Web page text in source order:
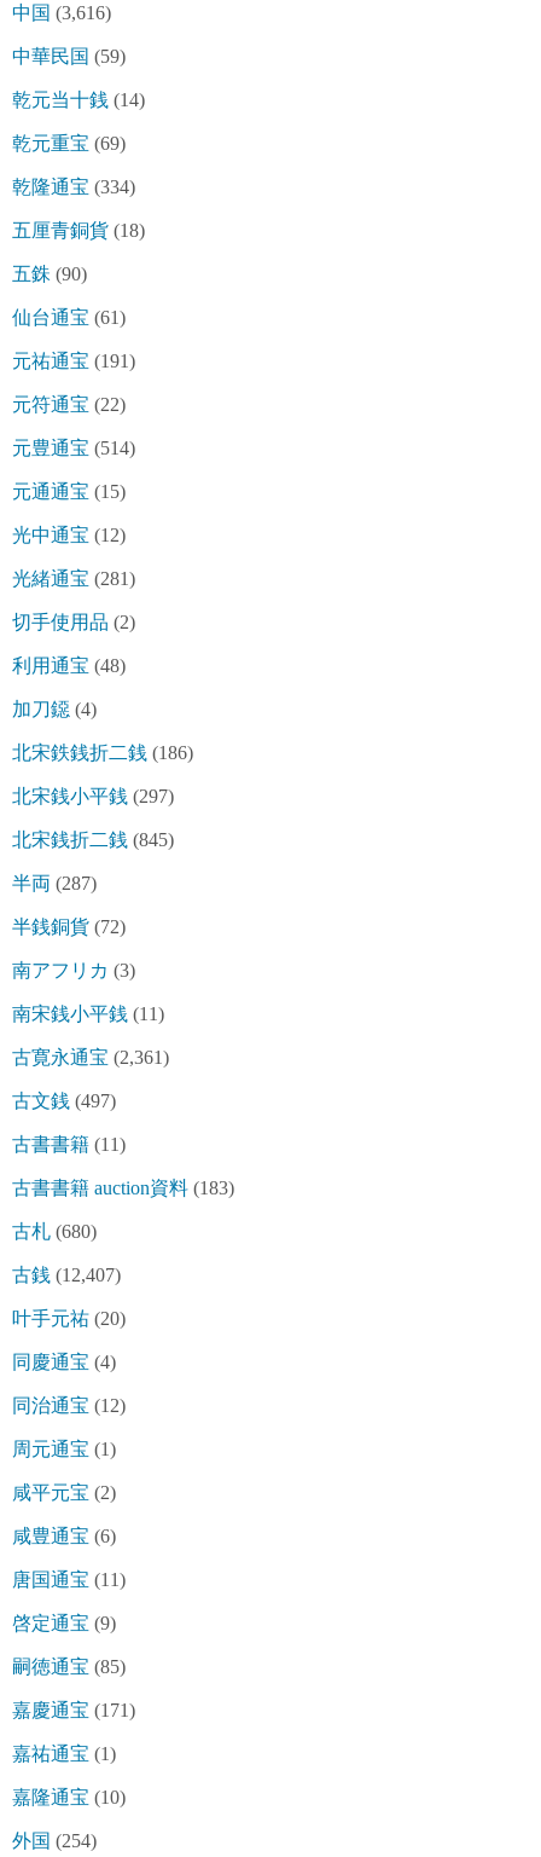
中国 (3,616)
中華民国 (59)
乾元当十銭 (14)
乾元重宝 (69)
乾隆通宝 (334)
五厘青銅貨 (18)
五銖 (90)
仙台通宝 (61)
元祐通宝 (191)
元符通宝 (22)
元豊通宝 (514)
元通通宝 (15)
光中通宝 (12)
光緒通宝 (281)
切手使用品 (2)
利用通宝 (48)
加刀鐚 (4)
北宋鉄銭折二銭 (186)
北宋銭小平銭 (297)
北宋銭折二銭 (845)
半両 (287)
半銭銅貨 (72)
南アフリカ (3)
南宋銭小平銭 (11)
古寛永通宝 (2,361)
古文銭 (497)
古書書籍 (11)
古書書籍 auction資料 (183)
古札 (680)
古銭 (12,407)
叶手元祐 (20)
同慶通宝 (4)
同治通宝 (12)
周元通宝 (1)
咸平元宝 (2)
咸豊通宝 (6)
唐国通宝 (11)
啓定通宝 (9)
嗣徳通宝 (85)
嘉慶通宝 (171)
嘉祐通宝 (1)
嘉隆通宝 (10)
外国 (254)